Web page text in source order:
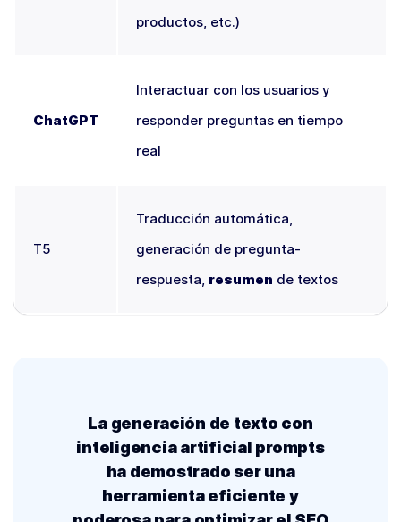
productos, etc.)
ChatGPT
Interactuar con los usuarios y
responder preguntas en tiempo
real
T5
Traducción automática,
generación de pregunta-
respuesta, resumen de textos
La generación de texto con
inteligencia artificial prompts
ha demostrado ser una
herramienta eficiente y